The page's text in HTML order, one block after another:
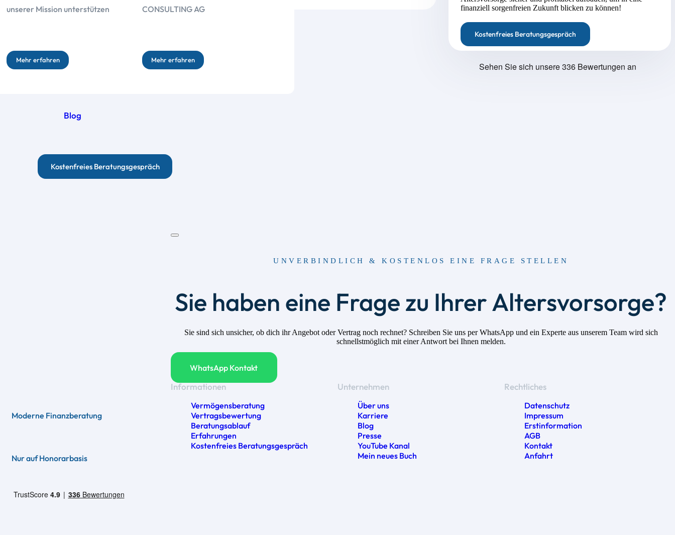
unserer Mission unterstützen
Mehr erfahren
CONSULTING AG
Mehr erfahren
Blog
Kostenfreies Beratungsgespräch
finanziell sorgenfreien Zukunft blicken zu können!
Kostenfreies Beratungsgespräch
Moderne Finanzberatung
Nur auf Honorarbasis
UNVERBINDLICH & KOSTENLOS EINE FRAGE STELLEN
Sie haben eine Frage zu Ihrer Altersvorsorge?
Sie sind sich unsicher, ob dich ihr Angebot oder Vertrag noch rechnet? Schreiben Sie uns per WhatsApp und ein Experte aus unserem Team wird sich
schnellstmöglich mit einer Antwort bei Ihnen melden.
WhatsApp Kontakt
Informationen
Vermögensberatung
Vertragsbewertung
Beratungsablauf
Erfahrungen
Kostenfreies Beratungsgespräch
Unternehmen
Über uns
Karriere
Blog
Presse
YouTube Kanal
Mein neues Buch
Rechtliches
Datenschutz
Impressum
Erstinformation
AGB
Kontakt
Anfahrt